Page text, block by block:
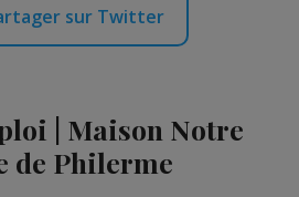
sur Twitter
| Maison Notre
de Philerme